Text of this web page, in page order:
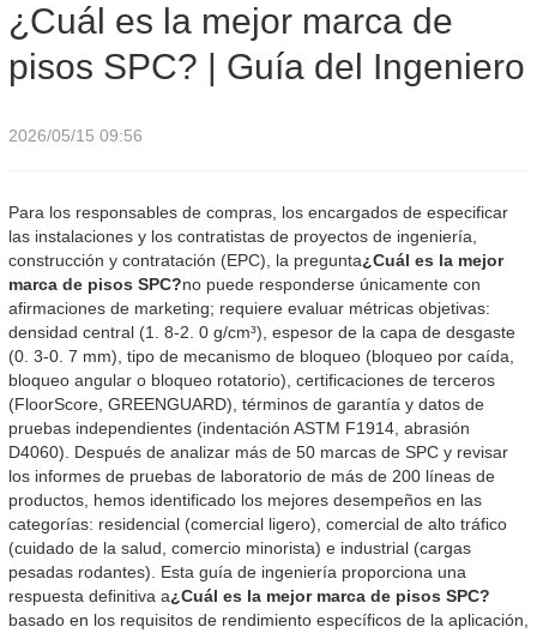
¿Cuál es la mejor marca de
pisos SPC? | Guía del Ingeniero
2026/05/15 09:56
Para los responsables de compras, los encargados de especificar
las instalaciones y los contratistas de proyectos de ingeniería,
construcción y contratación (EPC), la pregunta¿Cuál es la mejor
marca de pisos SPC?no puede responderse únicamente con
afirmaciones de marketing; requiere evaluar métricas objetivas:
densidad central (1. 8-2. 0 g/cm³), espesor de la capa de desgaste
(0. 3-0. 7 mm), tipo de mecanismo de bloqueo (bloqueo por caída,
bloqueo angular o bloqueo rotatorio), certificaciones de terceros
(FloorScore, GREENGUARD), términos de garantía y datos de
pruebas independientes (indentación ASTM F1914, abrasión
D4060). Después de analizar más de 50 marcas de SPC y revisar
los informes de pruebas de laboratorio de más de 200 líneas de
productos, hemos identificado los mejores desempeños en las
categorías: residencial (comercial ligero), comercial de alto tráfico
(cuidado de la salud, comercio minorista) e industrial (cargas
pesadas rodantes). Esta guía de ingeniería proporciona una
respuesta definitiva a¿Cuál es la mejor marca de pisos SPC?
basado en los requisitos de rendimiento específicos de la aplicación,